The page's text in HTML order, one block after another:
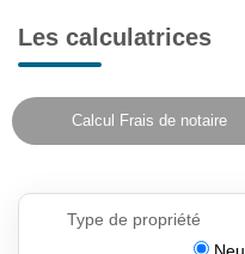
Les calculatrices
Calcul Frais de notaire